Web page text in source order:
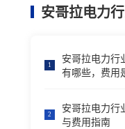
安哥拉电力
1
安哥拉电力行
有哪些，费用
2
安哥拉电力行
与费用指南